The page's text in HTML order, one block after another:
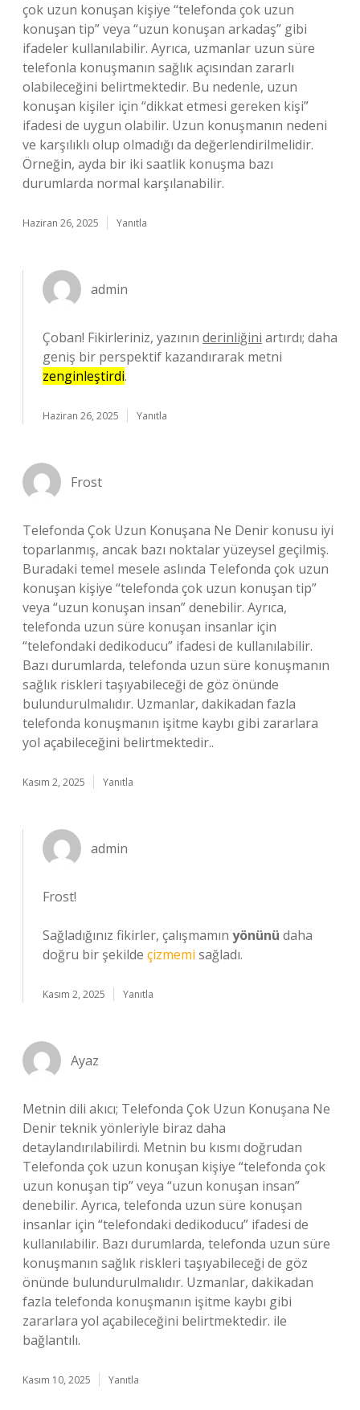
çok uzun konuşan kişiye “telefonda çok uzun
konuşan tip” veya “uzun konuşan arkadaş” gibi
ifadeler kullanılabilir. Ayrıca, uzmanlar uzun süre
telefonla konuşmanın sağlık açısından zararlı
olabileceğini belirtmektedir. Bu nedenle, uzun
konuşan kişiler için “dikkat etmesi gereken kişi”
ifadesi de uygun olabilir. Uzun konuşmanın nedeni
ve karşılıklı olup olmadığı da değerlendirilmelidir.
Örneğin, ayda bir iki saatlik konuşma bazı
durumlarda normal karşılanabilir.
Haziran 26, 2025 Yanıtla
admin
Çoban! Fikirleriniz, yazının derinliğini artırdı; daha
geniş bir perspektif kazandırarak metni
zenginleştirdi.
Haziran 26, 2025 Yanıtla
Frost
Telefonda Çok Uzun Konuşana Ne Denir konusu iyi
toparlanmış, ancak bazı noktalar yüzeysel geçilmiş.
Buradaki temel mesele aslında Telefonda çok uzun
konuşan kişiye “telefonda çok uzun konuşan tip”
veya “uzun konuşan insan” denebilir. Ayrıca,
telefonda uzun süre konuşan insanlar için
“telefondaki dedikoducu” ifadesi de kullanılabilir.
Bazı durumlarda, telefonda uzun süre konuşmanın
sağlık riskleri taşıyabileceği de göz önünde
bulundurulmalıdır. Uzmanlar, dakikadan fazla
telefonda konuşmanın işitme kaybı gibi zararlara
yol açabileceğini belirtmektedir..
Kasım 2, 2025 Yanıtla
admin
Frost!
Sağladığınız fikirler, çalışmamın yönünü daha
doğru bir şekilde çizmemi sağladı.
Kasım 2, 2025 Yanıtla
Ayaz
Metnin dili akıcı; Telefonda Çok Uzun Konuşana Ne
Denir teknik yönleriyle biraz daha
detaylandırılabilirdi. Metnin bu kısmı doğrudan
Telefonda çok uzun konuşan kişiye “telefonda çok
uzun konuşan tip” veya “uzun konuşan insan”
denebilir. Ayrıca, telefonda uzun süre konuşan
insanlar için “telefondaki dedikoducu” ifadesi de
kullanılabilir. Bazı durumlarda, telefonda uzun süre
konuşmanın sağlık riskleri taşıyabileceği de göz
önünde bulundurulmalıdır. Uzmanlar, dakikadan
fazla telefonda konuşmanın işitme kaybı gibi
zararlara yol açabileceğini belirtmektedir. ile
bağlantılı.
Kasım 10, 2025 Yanıtla